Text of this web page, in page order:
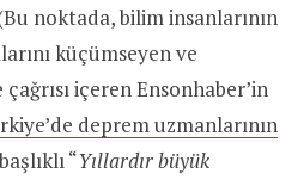
noktada, bilim insanlarının
küçümseyen ve
içeren Ensonhaber’in
deprem uzmanlarının
“Yıllardır büyük